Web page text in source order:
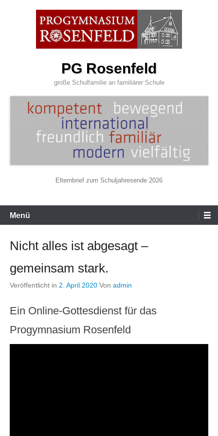
PG Rosenfeld
große Schulfamilie an familiärer Schule
Elternbrief zum Schuljahresende 2026
Primäres
Menü
Menü
Nicht alles ist abgesagt –
gemeinsam stark.
Veröffentlicht in 2. April 2020 Von admin
Ein Online-Gottesdienst für das
Progymnasium Rosenfeld